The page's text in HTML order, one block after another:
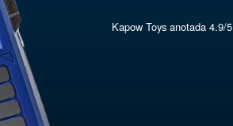
Kapow Toys anotada4.9/5